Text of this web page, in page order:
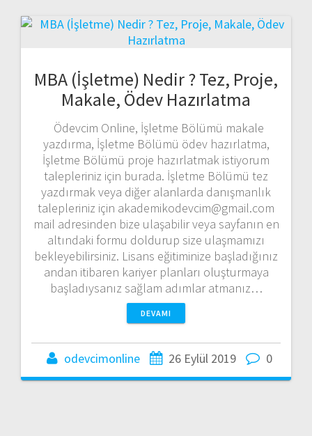
MBA (İşletme) Nedir ? Tez, Proje,
Makale, Ödev Hazırlatma
Ödevcim Online, İşletme Bölümü makale
yazdırma, İşletme Bölümü ödev hazırlatma,
İşletme Bölümü proje hazırlatmak istiyorum
talepleriniz için burada. İşletme Bölümü tez
yazdırmak veya diğer alanlarda danışmanlık
talepleriniz için akademikodevcim@gmail.com
mail adresinden bize ulaşabilir veya sayfanın en
altındaki formu doldurup size ulaşmamızı
bekleyebilirsiniz. Lisans eğitiminize başladığınız
andan itibaren kariyer planları oluşturmaya
başladıysanız sağlam adımlar atmanız…
DEVAMI
odevcimonline 26 Eylül 2019 0